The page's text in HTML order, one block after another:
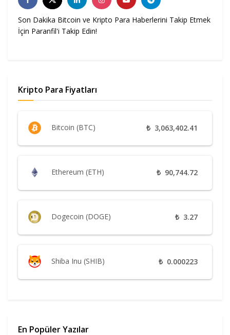
Son Dakika Bitcoin ve Kripto Para Haberlerini Takip Etmek
İçin Paranfil'i Takip Edin!
Kripto Para Fiyatları
Bitcoin (BTC) ₺ 3,063,402.41
Ethereum (ETH) ₺ 90,744.72
Dogecoin (DOGE) ₺ 3.27
Shiba Inu (SHIB) ₺ 0.000223
En Popüler Yazılar